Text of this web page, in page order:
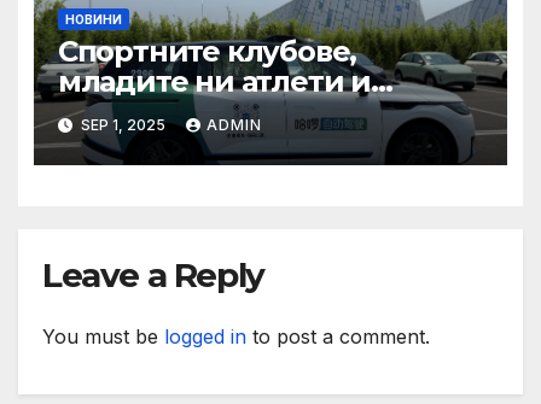
НОВИНИ
Спортните клубове,
младите ни атлети и
техните треньори имат
нужда от нашата подкрепа
и ние ще им я осигурим
SEP 1, 2025 ADMIN
Leave a Reply
You must be logged in to post a comment.